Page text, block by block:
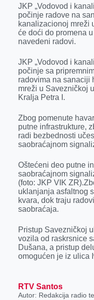
b
o
o
e
n
g
e
d
I
JKP „Vodovod i
počinje radove na
kanalizacionoj mreži
će doći do promena
navedeni radovi.
JKP „Vodovod i
počinje sa
radovima na sanaciji
mreži u Savezničkoj
Kralja Petra I.
Zbog pomenute
putne infrastrukture,
radi bezbednosti
saobraćajnom
Oštećeni deo putne
saobraćajnom
(foto: JKP VIK
uklanjanja asfaltnog
kvara, dok traju
saobraćaja.
Pristup Savezničkoj
vozila od raskrsnice
Dušana, a pristup
omogućen je iz ulica
RTV Santos
Autor: Redakcija radio